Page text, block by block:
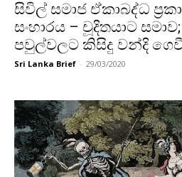
සිවිල් සමාජ ඒකාබද්ධ
සංහාරය – චූදිතයාට
පවුල්වලට කිසිදු වන්දි
Sri Lanka Brief - 29/03/2020